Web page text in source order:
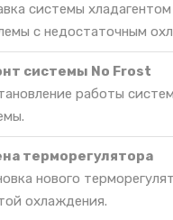
системы
с недостаточным
системы No Frost
работы
терморегулятора
нового
охлаждения.